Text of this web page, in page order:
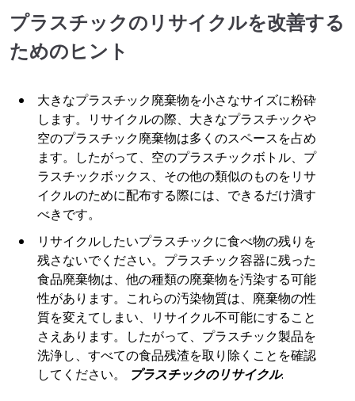
プラスチックのリサイクルを改善する
ためのヒント
大きなプラスチック廃棄物を小さなサイズに粉砕
します。リサイクルの際、大きなプラスチックや
空のプラスチック廃棄物は多くのスペースを占め
ます。したがって、空のプラスチックボトル、プ
ラスチックボックス、その他の類似のものをリサ
イクルのために配布する際には、できるだけ潰す
べきです。
リサイクルしたいプラスチックに食べ物の残りを
残さないでください。プラスチック容器に残った
食品廃棄物は、他の種類の廃棄物を汚染する可能
性があります。これらの汚染物質は、廃棄物の性
質を変えてしまい、リサイクル不可能にすること
さえあります。したがって、プラスチック製品を
洗浄し、すべての食品残渣を取り除くことを確認
してください。
プラスチックのリサイクル.